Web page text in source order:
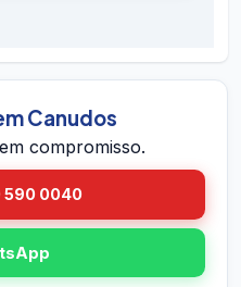
vai até você em
o volume,
estruturais e
de visita.
Canudos
compromisso.
590 0040